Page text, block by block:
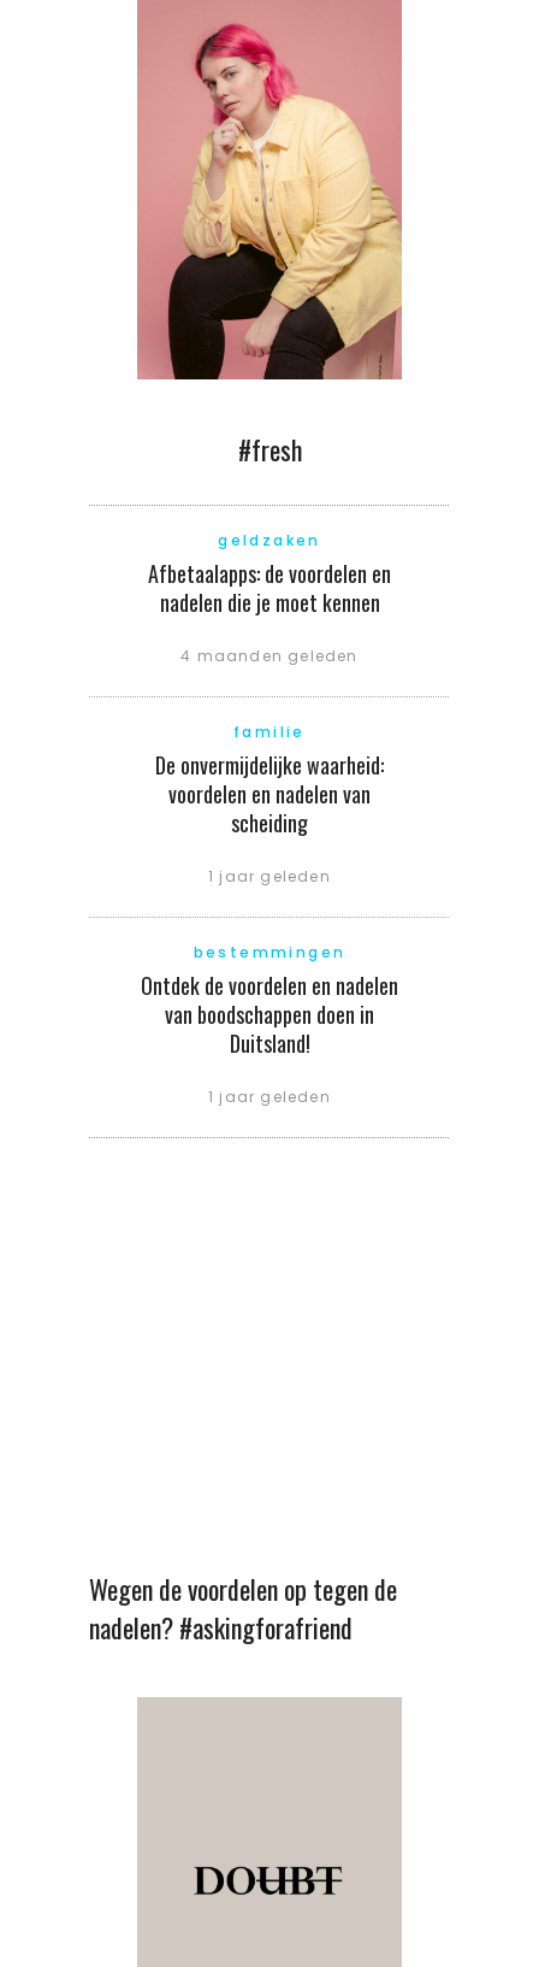
#fresh
geldzaken
Afbetaalapps: de voordelen en
nadelen die je moet kennen
4 maanden geleden
familie
De onvermijdelijke waarheid:
voordelen en nadelen van
scheiding
1 jaar geleden
bestemmingen
Ontdek de voordelen en nadelen
van boodschappen doen in
Duitsland!
1 jaar geleden
Wegen de voordelen op tegen de
nadelen? #askingforafriend